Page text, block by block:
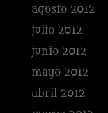
agosto 2012
julio 2012
junio 2012
mayo 2012
abril 2012